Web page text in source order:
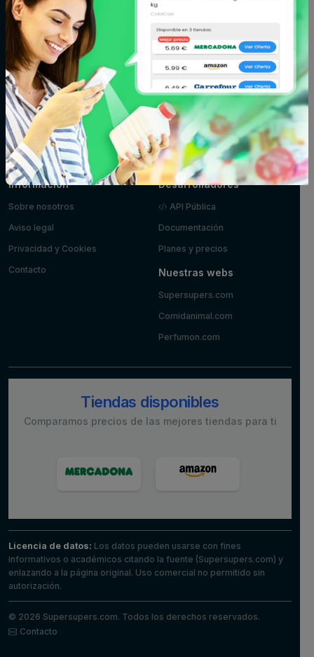
cremas
Fitoterapia y
parafarmacia
Fruta y verdura
Huevos, leche y
mantequilla
Limpieza y
hogar
Maquillaje
Marisco y
pescado
Mascotas
Panadería y
pastelería
Pizzas y platos
preparados
Postres y
yogures
Zumos
Información
Sobre nosotros
Aviso legal
Privacidad y Cookies
Contacto
Desarrolladores
API Pública
Documentación
Planes y precios
Nuestras webs
Supersupers.com
Comidanimal.com
Perfumon.com
Tiendas disponibles
Comparamos precios de las mejores tiendas para ti
Licencia de datos: Los datos pueden usarse con fines
informativos o académicos citando la fuente (Supersupers.com) y
enlazando a la página original. Uso comercial no permitido sin
autorización.
© 2026 Supersupers.com. Todos los derechos reservados.
Contacto